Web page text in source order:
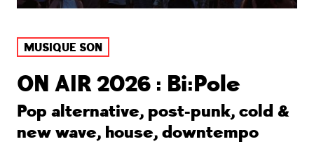
MUSIQUE SON
ON AIR 2026 : Bi:Pole
Pop alternative, post-punk, cold &
new wave, house, downtempo